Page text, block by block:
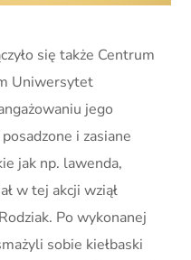
się także Centrum
Uniwersytet
jego
i zasiane
jak np. lawenda,
w tej akcji wziął
Po wykonanej
sobie kiełbaski